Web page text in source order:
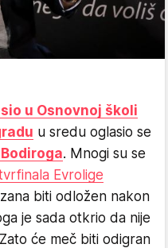
u Osnovnoj školi
u sredu oglasio se
. Mnogi su se
Evrolige
biti odložen nakon
je sada otkrio da nije
će meč biti odigran